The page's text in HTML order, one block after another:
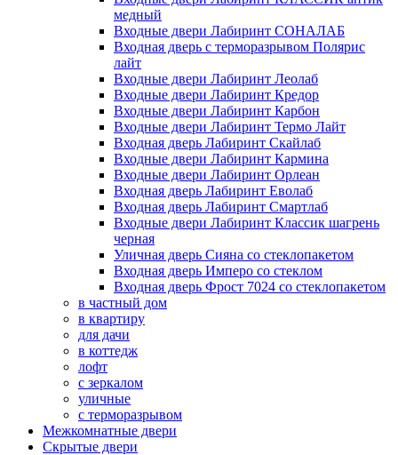
медный
Входные двери Лабиринт СОНАЛАБ
Входная дверь с терморазрывом Полярис
лайт
Входные двери Лабиринт Леолаб
Входные двери Лабиринт Кредор
Входные двери Лабиринт Карбон
Входные двери Лабиринт Термо Лайт
Входная дверь Лабиринт Скайлаб
Входные двери Лабиринт Кармина
Входные двери Лабиринт Орлеан
Входная дверь Лабиринт Еволаб
Входная дверь Лабиринт Смартлаб
Входные двери Лабиринт Классик шагрень
черная
Уличная дверь Сияна со стеклопакетом
Входная дверь Имперо со стеклом
Входная дверь Фрост 7024 со стеклопакетом
в частный дом
в квартиру
для дачи
в коттедж
лофт
с зеркалом
уличные
с терморазрывом
Межкомнатные двери
Скрытые двери